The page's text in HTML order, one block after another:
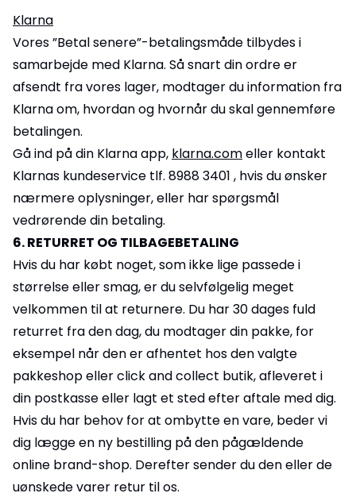
Klarna
Vores ”Betal senere”-betalingsmåde tilbydes i
samarbejde med Klarna. Så snart din ordre er
afsendt fra vores lager, modtager du information fra
Klarna om, hvordan og hvornår du skal gennemføre
betalingen.
Gå ind på din Klarna app, klarna.comeller kontakt
Klarnas kundeservice tlf. 8988 3401 , hvis du ønsker
nærmere oplysninger, eller har spørgsmål
vedrørende din betaling.
6. RETURRET OG TILBAGEBETALING
Hvis du har købt noget, som ikke lige passede i
størrelse eller smag, er du selvfølgelig meget
velkommen til at returnere. Du har 30 dages fuld
returret fra den dag, du modtager din pakke, for
eksempel når den er afhentet hos den valgte
pakkeshop eller click and collect butik, afleveret i
din postkasse eller lagt et sted efter aftale med dig.
Hvis du har behov for at ombytte en vare, beder vi
dig lægge en ny bestilling på den pågældende
online brand-shop. Derefter sender du den eller de
uønskede varer retur til os.